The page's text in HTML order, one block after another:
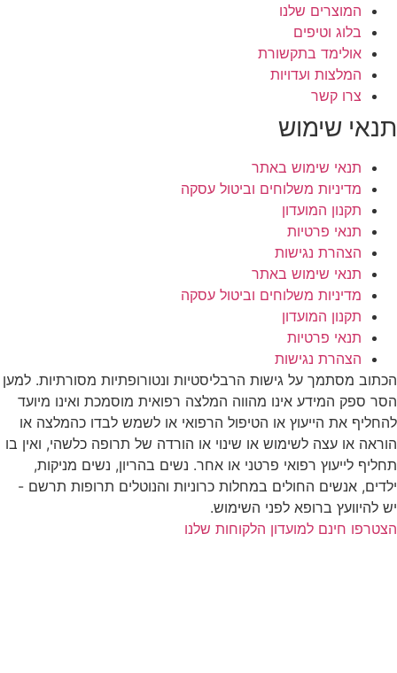
המוצרים שלנו
בלוג וטיפים
אולימד בתקשורת
המלצות ועדויות
צרו קשר
תנאי שימוש
תנאי שימוש באתר
מדיניות משלוחים וביטול עסקה
תקנון המועדון
תנאי פרטיות
הצהרת נגישות
תנאי שימוש באתר
מדיניות משלוחים וביטול עסקה
תקנון המועדון
תנאי פרטיות
הצהרת נגישות
הכתוב מסתמך על גישות הרבליסטיות ונטורופתיות מסורתיות. למען
הסר ספק המידע אינו מהווה המלצה רפואית מוסמכת ואינו מיועד
להחליף את הייעוץ או הטיפול הרפואי או לשמש לבדו כהמלצה או
הוראה או עצה לשימוש או שינוי או הורדה של תרופה כלשהי, ואין בו
תחליף לייעוץ רפואי פרטני או אחר. נשים בהריון, נשים מניקות,
ילדים, אנשים החולים במחלות כרוניות והנוטלים תרופות תרשם -
יש להיוועץ ברופא לפני השימוש.
הצטרפו חינם למועדון הלקוחות שלנו